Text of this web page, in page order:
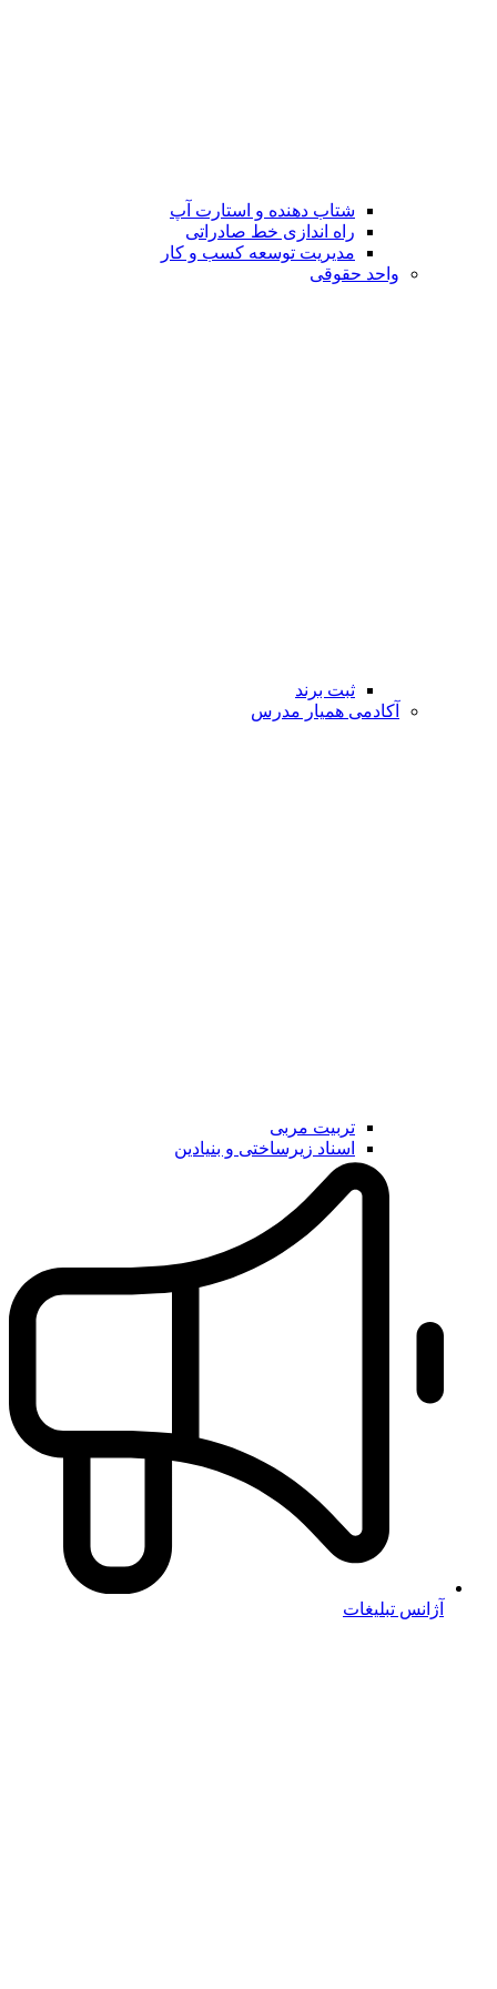
شتاب دهنده و استارت آپ
راه اندازی خط صادراتی
مدیریت توسعه کسب و کار
واحد حقوقی
ثبت برند
آکادمی همیار مدرس
تربیت مربی
اسناد زیرساختی و بنیادین
آژانس تبلیغات